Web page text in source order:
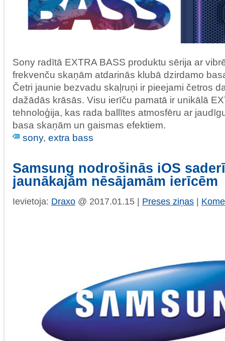
Sony radītā EXTRA BASS produktu sērija ar
frekvenču skaņām atdarinās klubā dzirdamo
Četri jaunie bezvadu skaļruņi ir pieejami četros
dažādās krāsās. Visu ierīču pamatā ir unikālā
tehnoloģija, kas rada ballītes atmosfēru ar
basa skaņām un gaismas efektiem.
sony, extra bass
Samsung nodrošinās iOS
jaunākajām nēsājamām ierīcēm
Ievietoja: Draxo @ 2017.01.15 | Preses ziņas